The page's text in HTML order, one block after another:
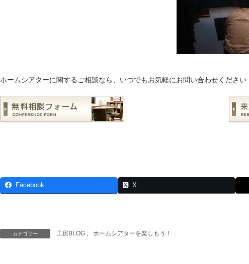
ホームシアターに関するご相談なら、いつでもお気軽にお問い合わせください
Facebook X
カテゴリー 工房BLOG 、 ホームシアターを楽しもう！